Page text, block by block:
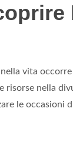
vita occorre
risorse nella
le occasioni